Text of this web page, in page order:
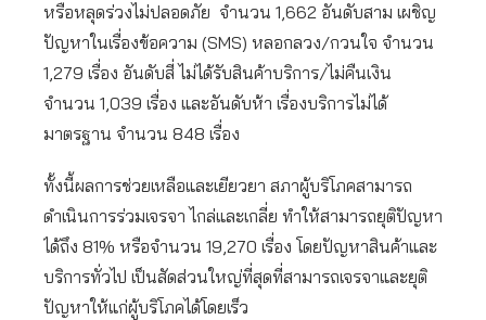
หรือหลุดร่วงไม่ปลอดภัย จำนวน 1,662 อันดับสาม เผชิญ
ปัญหาในเรื่องข้อความ (SMS) หลอกลวง/กวนใจ จำนวน
1,279 เรื่อง อันดับสี่ ไม่ได้รับสินค้าบริการ/ไม่คืนเงิน
จำนวน 1,039 เรื่อง และอันดับห้า เรื่องบริการไม่ได้
มาตรฐาน จำนวน 848 เรื่อง
ทั้งนี้ผลการช่วยเหลือและเยียวยา สภาผู้บริโภคสามารถ
ดำเนินการร่วมเจรจา ไกล่และเกลี่ย ทำให้สามารถยุติปัญหา
ได้ถึง 81% หรือจำนวน 19,270 เรื่อง โดยปัญหาสินค้าและ
บริการทั่วไป เป็นสัดส่วนใหญ่ที่สุดที่สามารถเจรจาและยุติ
ปัญหาให้แก่ผู้บริโภคได้โดยเร็ว